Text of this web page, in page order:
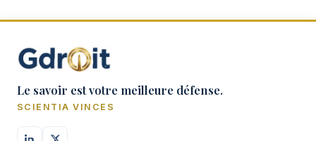
Le savoir est votre meilleure défense.
SCIENTIA VINCES